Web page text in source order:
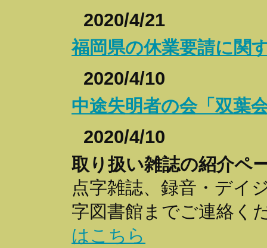
2020/4/21
福岡県の休業要請に関
2020/4/10
中途失明者の会「双葉
2020/4/10
取り扱い雑誌の紹介ペ
点字雑誌、録音・デイ
字図書館までご連絡く
はこちら